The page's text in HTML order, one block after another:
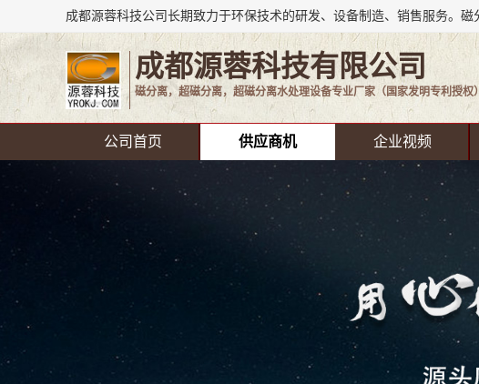
成都源蓉科技有限公司
磁分离，超磁分离，超磁分离水处理设备专业厂家（国家发明专利授权）
公司首页 供应商机 企业视频